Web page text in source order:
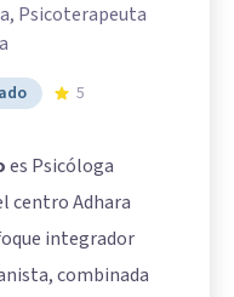
Psicoterapeuta
5
es Psicóloga
centro Adhara
integrador
combinada